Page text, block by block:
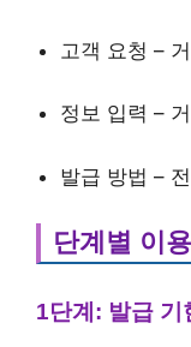
고객 요청 –
정보 입력 –
발급 방법 –
단계별 이
1단계: 발급 기